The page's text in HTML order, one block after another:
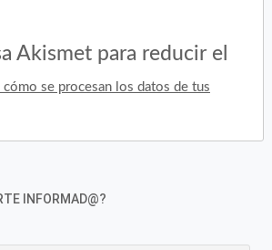
Akismet para reducir el
cómo se procesan los datos de tus
INFORMAD@?